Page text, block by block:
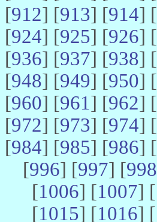
[912] [913] [914] [
[924] [925] [926] [
[936] [937] [938] [
[948] [949] [950] [
[960] [961] [962] [
[972] [973] [974] [
[984] [985] [986] [
[996] [997] [998
[1006] [1007] [
[1015] [1016] [